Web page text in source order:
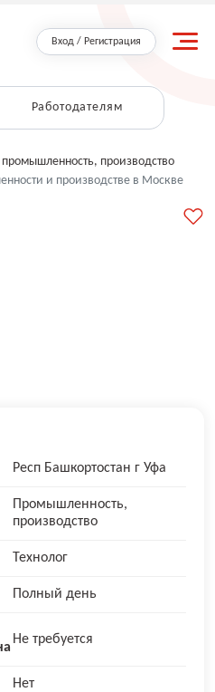
Вход / Регистрация
Работодателям
производство
и производстве в Москве
Респ Башкортостан г Уфа
Промышленность,
производство
Технолог
Полный день
Не требуется
Нет